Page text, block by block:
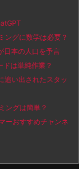
グに数学は必要？
本の人口を予言
は単純作業？
い出されたスタッ
ングは簡単？
おすすめチャンネ